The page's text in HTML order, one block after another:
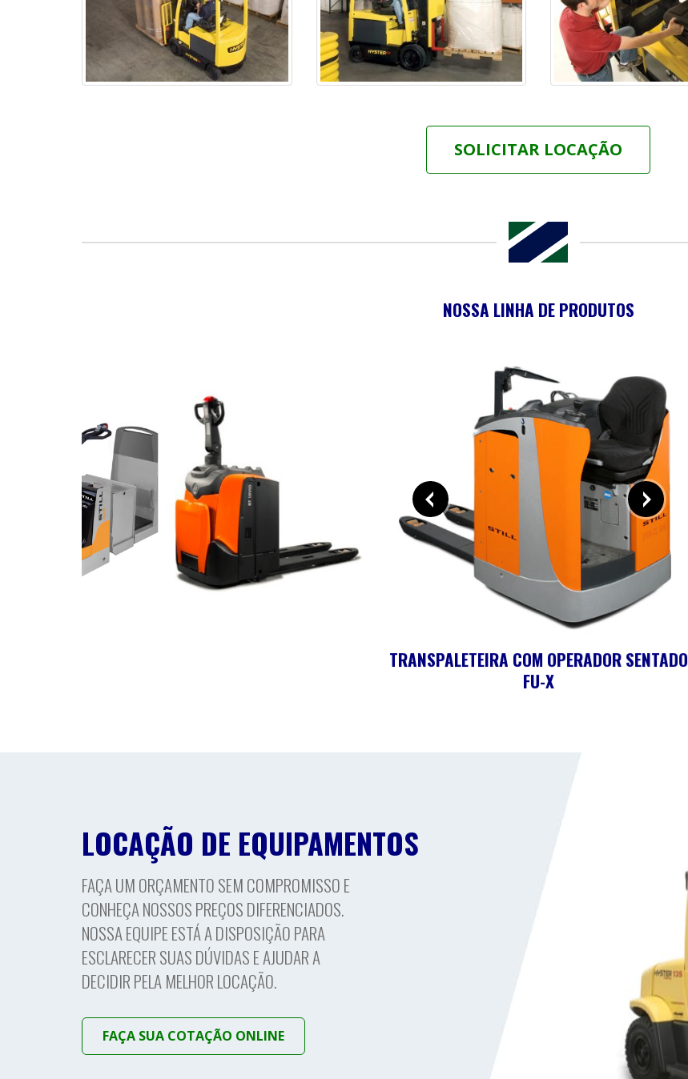
SOLICITAR LOCAÇÃO
NOSSA LINHA DE PRODUTOS
TRANSPALETEIRA COM OPERADOR SENTADO
FU-X
LOCAÇÃO DE EQUIPAMENTOS
FAÇA UM ORÇAMENTO SEM COMPROMISSO E
CONHEÇA NOSSOS PREÇOS DIFERENCIADOS.
NOSSA EQUIPE ESTÁ A DISPOSIÇÃO PARA
ESCLARECER SUAS DÚVIDAS E AJUDAR A
DECIDIR PELA MELHOR LOCAÇÃO.
FAÇA SUA COTAÇÃO ONLINE